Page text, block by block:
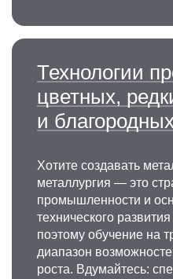
Технологии
цветных,
и
Хотите создавать
металлургия — это
промышленности и
технического
поэтому обучение на
диапазон
роста. Вдумайтесь: